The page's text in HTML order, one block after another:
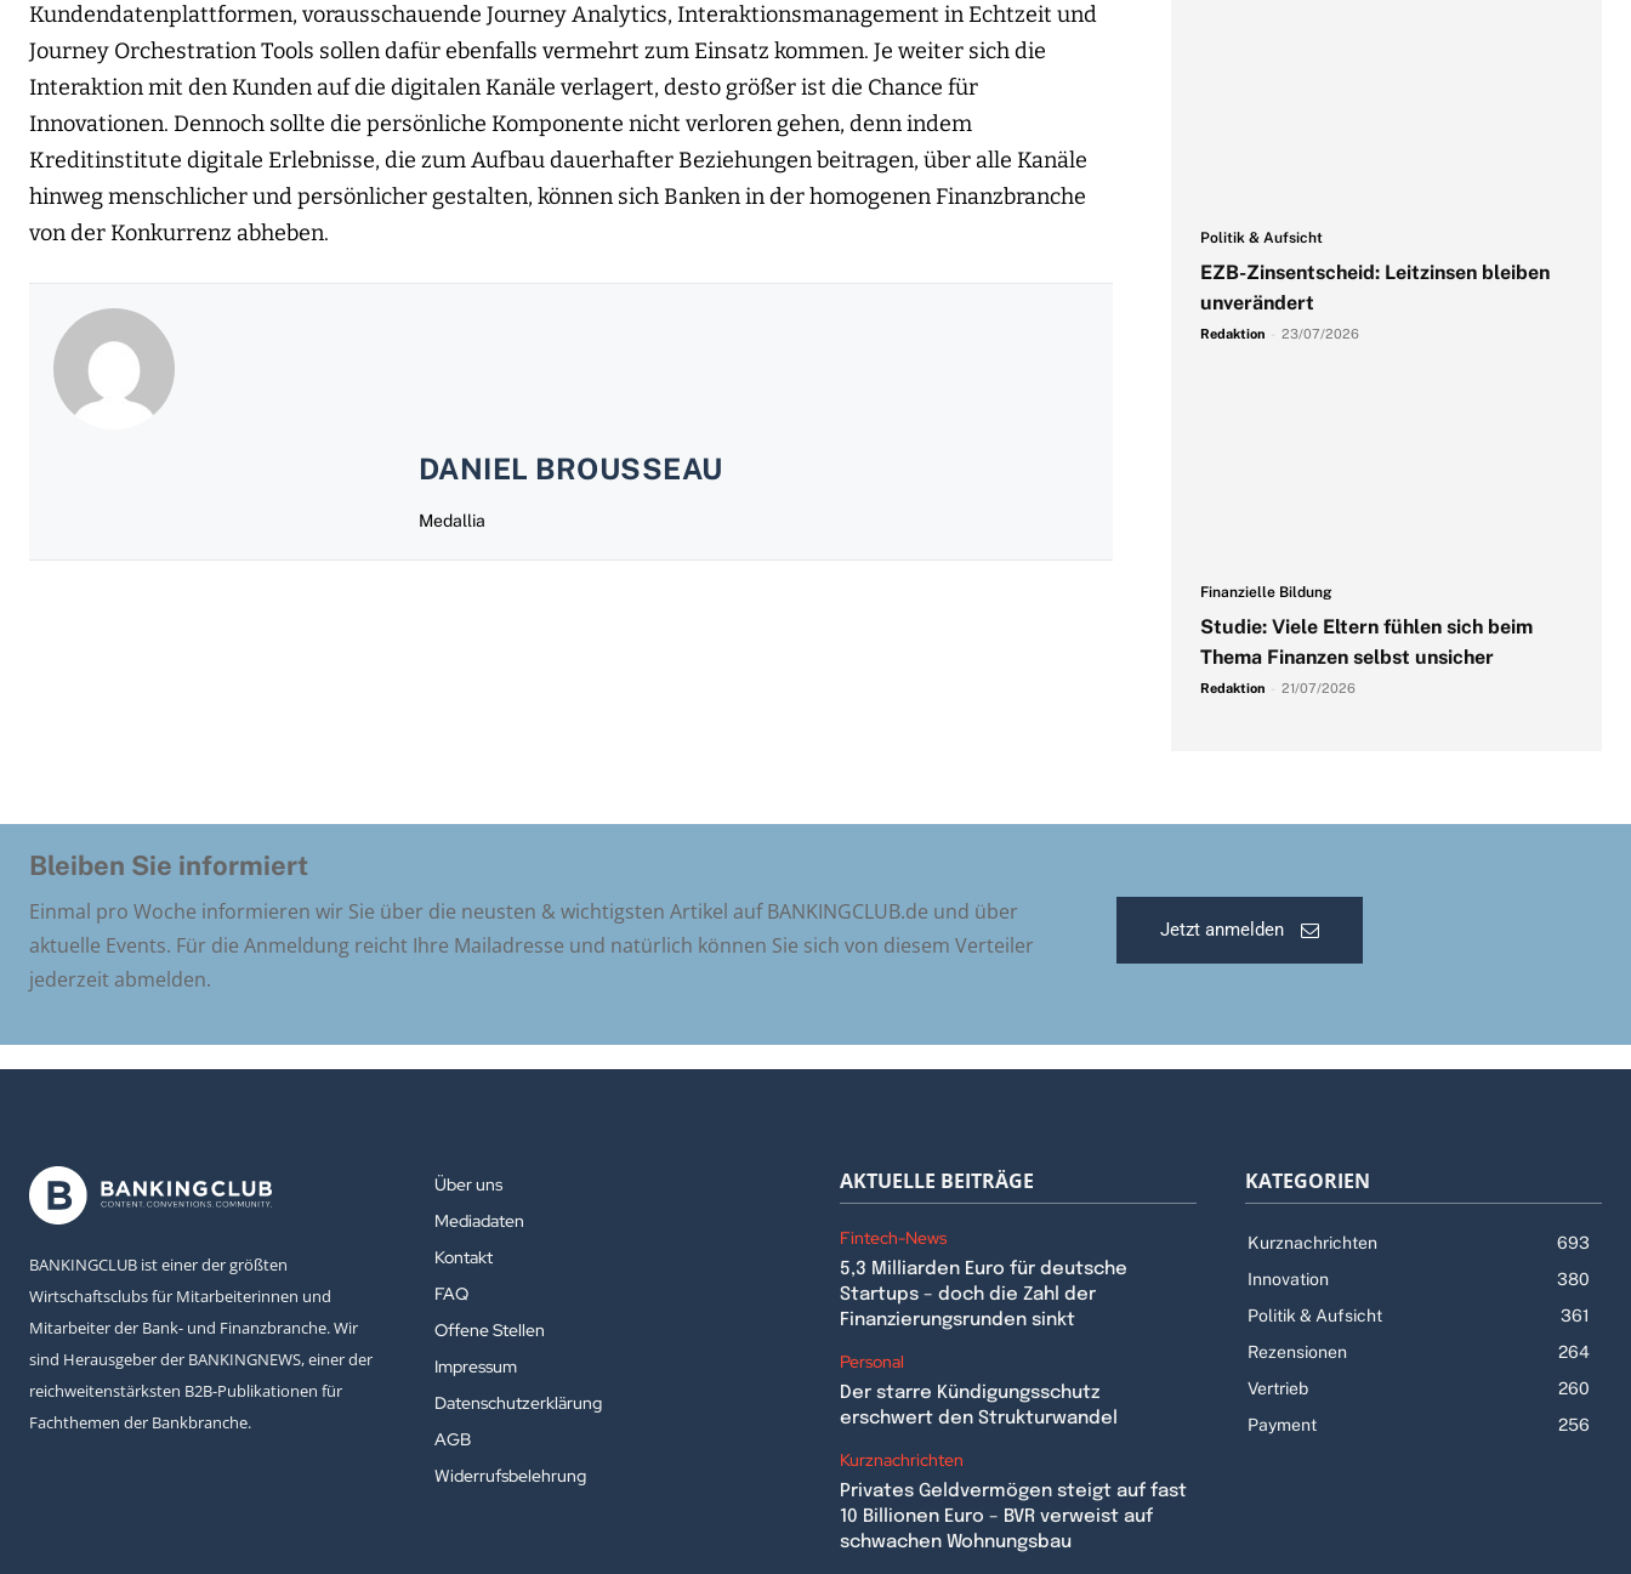
Kundendatenplattformen, vorausschauende Journey Analytics, Interaktionsmanagement in Echtzeit und
Journey Orchestration Tools sollen dafür ebenfalls vermehrt zum Einsatz kommen. Je weiter sich die
Interaktion mit den Kunden auf die digitalen Kanäle verlagert, desto größer ist die Chance für
Innovationen. Dennoch sollte die persönliche Komponente nicht verloren gehen, denn indem
Kreditinstitute digitale Erlebnisse, die zum Aufbau dauerhafter Beziehungen beitragen, über alle Kanäle
hinweg menschlicher und persönlicher gestalten, können sich Banken in der homogenen Finanzbranche
von der Konkurrenz abheben.
DANIEL BROUSSEAU
Medallia
Politik & Aufsicht
EZB-Zinsentscheid: Leitzinsen bleiben
unverändert
Redaktion 23/07/2026
Finanzielle Bildung
Studie: Viele Eltern fühlen sich beim
Thema Finanzen selbst unsicher
Redaktion 21/07/2026
Bleiben Sie informiert
Einmal pro Woche informieren wir Sie über die neusten & wichtigsten Artikel auf BANKINGCLUB.de und über
aktuelle Events. Für die Anmeldung reicht Ihre Mailadresse und natürlich können Sie sich von diesem Verteiler
jederzeit abmelden.
Jetzt anmelden
BANKINGCLUB ist einer der größten
Wirtschaftsclubs für Mitarbeiterinnen und
Mitarbeiter der Bank- und Finanzbranche. Wir
sind Herausgeber der BANKINGNEWS, einer der
reichweitenstärksten B2B-Publikationen für
Fachthemen der Bankbranche.
Über uns
Mediadaten
Kontakt
FAQ
Offene Stellen
Impressum
Datenschutzerklärung
AGB
Widerrufsbelehrung
AKTUELLE BEITRÄGE
Fintech-News
5,3 Milliarden Euro für deutsche
Startups – doch die Zahl der
Finanzierungsrunden sinkt
Personal
Der starre Kündigungsschutz
erschwert den Strukturwandel
Kurznachrichten
Privates Geldvermögen steigt auf fast
10 Billionen Euro – BVR verweist auf
schwachen Wohnungsbau
KATEGORIEN
Kurznachrichten
693
Innovation
380
Politik & Aufsicht
361
Rezensionen
264
Vertrieb
260
Payment
256